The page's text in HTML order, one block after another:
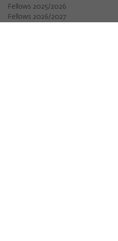
Fellows 2025/2026
Fellows 2026/2027